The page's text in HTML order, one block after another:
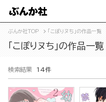
ぶんか社TOP 「こぽりヌち」の作品一覧
「こぽりヌち」の作品一覧
検索結果 14件